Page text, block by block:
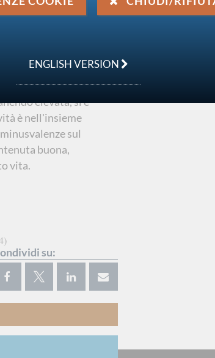
elevata, si è
è nell'insieme
sul
buona,
vita.
su:
ENGLISH VERSION